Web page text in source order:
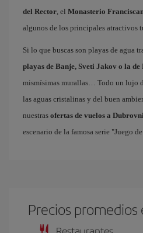
del Rector, el Monasterio
algunos de los principales atractivos
Si lo que buscas son playas de agua
playas de Banje, Sveti Jakov o la de
mismísimas murallas… Todo un lujo
las aguas cristalinas y del buen
nuestras ofertas de vuelos a
escenario de la famosa serie "Juego
Precios